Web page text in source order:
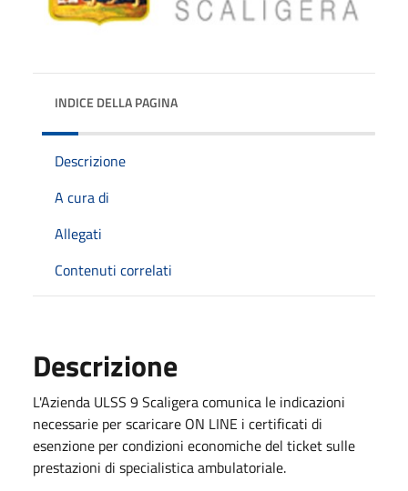
INDICE DELLA PAGINA
Descrizione
A cura di
Allegati
Contenuti correlati
Descrizione
L'Azienda ULSS 9 Scaligera comunica le indicazioni
necessarie per scaricare ON LINE i certificati di
esenzione per condizioni economiche del ticket sulle
prestazioni di specialistica ambulatoriale.